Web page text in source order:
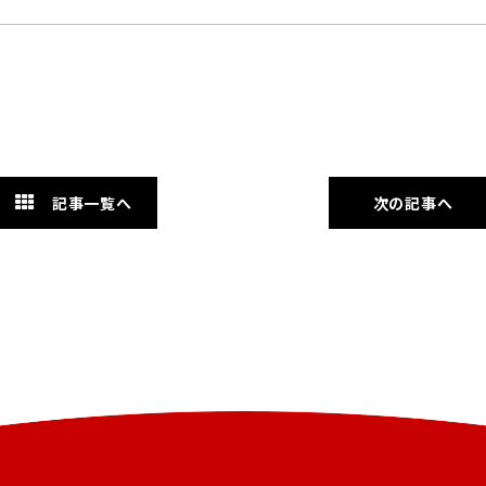
記事一覧へ 次の記事へ